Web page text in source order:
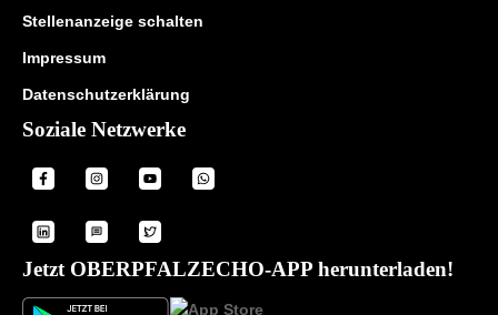
Stellenanzeige schalten
Impressum
Datenschutzerklärung
Soziale Netzwerke
Jetzt OBERPFALZECHO-APP herunterladen!